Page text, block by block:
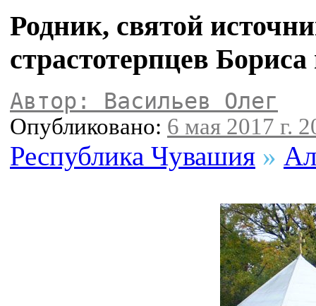
Родник, святой
страстотерпцев
Автор: Васильев Олег
Опубликовано: 6 мая 2017 г.
Республика Чувашия »